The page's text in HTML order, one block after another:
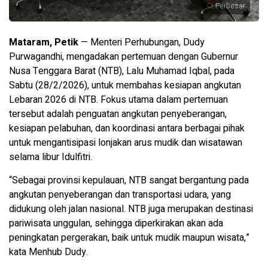
Perbesar
Mataram, Petik — Menteri Perhubungan, Dudy
Purwagandhi, mengadakan pertemuan dengan Gubernur
Nusa Tenggara Barat (NTB), Lalu Muhamad Iqbal, pada
Sabtu (28/2/2026), untuk membahas kesiapan angkutan
Lebaran 2026 di NTB. Fokus utama dalam pertemuan
tersebut adalah penguatan angkutan penyeberangan,
kesiapan pelabuhan, dan koordinasi antara berbagai pihak
untuk mengantisipasi lonjakan arus mudik dan wisatawan
selama libur Idulfitri.
“Sebagai provinsi kepulauan, NTB sangat bergantung pada
angkutan penyeberangan dan transportasi udara, yang
didukung oleh jalan nasional. NTB juga merupakan destinasi
pariwisata unggulan, sehingga diperkirakan akan ada
peningkatan pergerakan, baik untuk mudik maupun wisata,”
kata Menhub Dudy.